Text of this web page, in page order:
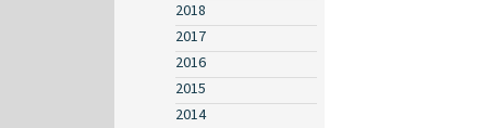
2018
2017
2016
2015
2014